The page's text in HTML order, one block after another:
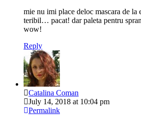
mie nu imi place deloc mascara de la
teribil… pacat! dar paleta pentru
wow!
Reply
Catalina Coman
July 14, 2018 at 10:04 pm
Permalink